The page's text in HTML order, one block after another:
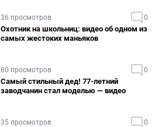
36 просмотров 0
Охотник на школьниц: видео об одном из
самых жестоких маньяков
80 просмотров 0
Самый стильный дед! 77-летний
заводчанин стал моделью — видео
35 просмотров 0